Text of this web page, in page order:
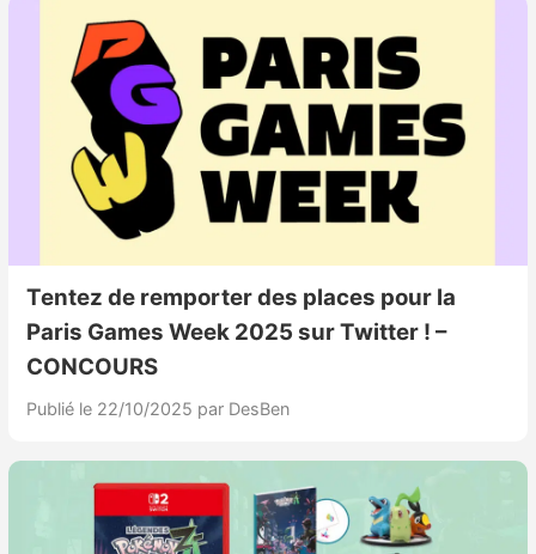
Tentez de remporter des places pour la
Paris Games Week 2025 sur Twitter ! –
CONCOURS
Publié le 22/10/2025 par DesBen